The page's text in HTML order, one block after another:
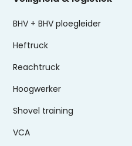
BHV + BHV ploegleider
Heftruck
Reachtruck
Hoogwerker
Shovel training
VCA